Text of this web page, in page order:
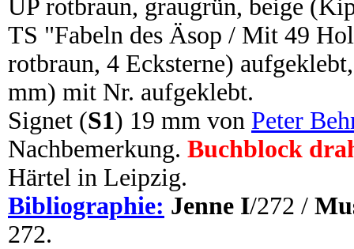
ÜP rotbraun, graugrün, beige
TS "Fabeln des Äsop / Mit 49
rotbraun, 4 Ecksterne)
mm) mit Nr. aufgeklebt.
Signet (S1) 19 mm von Peter
Nachbemerkung. Buchblock
Härtel in Leipzig.
Bibliographie: Jenne I/272 /
272.